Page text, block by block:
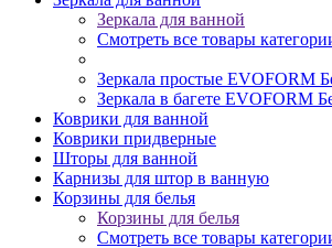
Зеркала для ванной
Смотреть все товары
Зеркала простые EVOFORM
Зеркала в багете EVOFORM
Коврики для ванной
Коврики придверные
Шторы для ванной
Карнизы для штор в ванную
Корзины для белья
Корзины для белья
Смотреть все товары